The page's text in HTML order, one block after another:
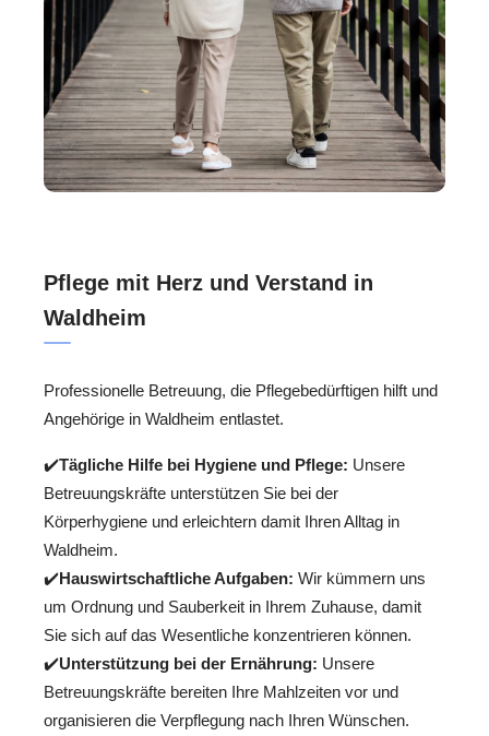
Pflege mit Herz und Verstand in
Waldheim
Professionelle Betreuung, die Pflegebedürftigen hilft und
Angehörige in Waldheim entlastet.
✔️Tägliche Hilfe bei Hygiene und Pflege: Unsere
Betreuungskräfte unterstützen Sie bei der
Körperhygiene und erleichtern damit Ihren Alltag in
Waldheim.
✔️Hauswirtschaftliche Aufgaben: Wir kümmern uns
um Ordnung und Sauberkeit in Ihrem Zuhause, damit
Sie sich auf das Wesentliche konzentrieren können.
✔️Unterstützung bei der Ernährung: Unsere
Betreuungskräfte bereiten Ihre Mahlzeiten vor und
organisieren die Verpflegung nach Ihren Wünschen.